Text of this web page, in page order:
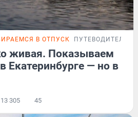
В ОТПУСК ПУТЕВОДИТЕЛЬ
живая. Показываем
Екатеринбурге — но в
13 305 45